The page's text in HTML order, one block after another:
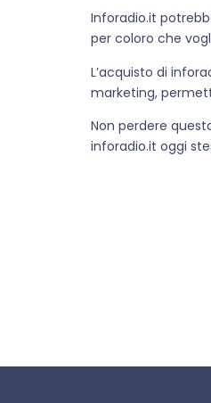
Inforadio.it
per coloro che
L’acquisto di
marketing,
Non perdere
inforadio.it oggi